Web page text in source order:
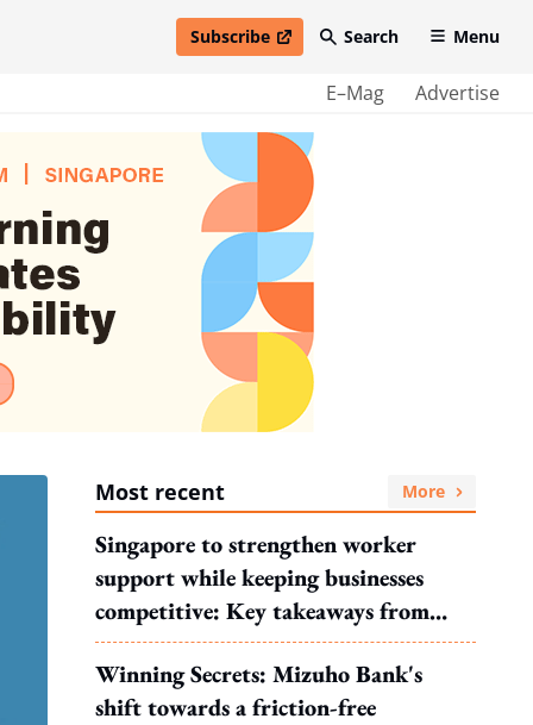
Subscribe
open in new windowSearch Menu
E–Mag Advertise
Most recent More
Singapore to strengthen worker
support while keeping businesses
competitive: Key takeaways from
MOS Dinesh's response to WP's
motion
Winning Secrets: Mizuho Bank's
shift towards a friction-free